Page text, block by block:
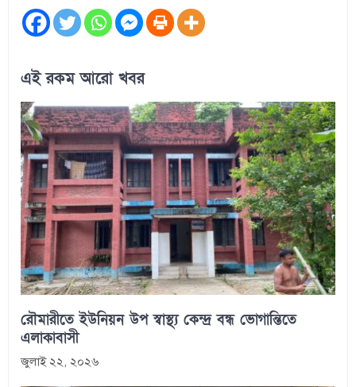
এই রকম আরো খবর
রৌমারীতে ইউনিয়ন উপ স্বাস্থ্য কেন্দ্র বন্ধ ভোগান্তিতে
এলাকাবাসী
জুলাই ২২, ২০২৬